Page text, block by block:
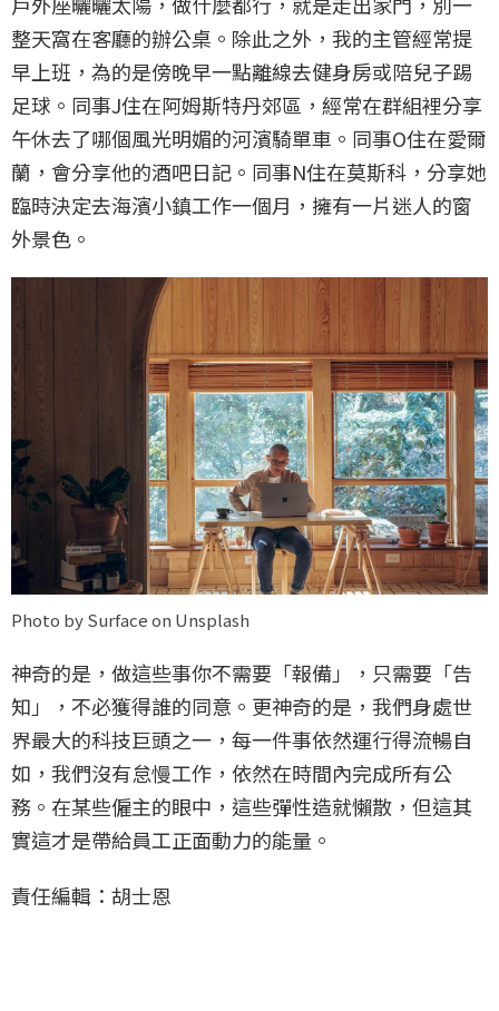
整天窩在客廳的辦公桌。除此之外，我的主管經常提
早上班，為的是傍晚早一點離線去健身房或陪兒子踢
足球。同事J住在阿姆斯特丹郊區，經常在群組裡分享
午休去了哪個風光明媚的河濱騎單車。同事O住在愛爾
蘭，會分享他的酒吧日記。同事N住在莫斯科，分享她
臨時決定去海濱小鎮工作一個月，擁有一片迷人的窗
外景色。
Photo by Surface on Unsplash
神奇的是，做這些事你不需要「報備」，只需要「告
知」，不必獲得誰的同意。更神奇的是，我們身處世
界最大的科技巨頭之一，每一件事依然運行得流暢自
如，我們沒有怠慢工作，依然在時間內完成所有公
務。在某些僱主的眼中，這些彈性造就懶散，但這其
實這才是帶給員工正面動力的能量。
責任編輯：胡士恩